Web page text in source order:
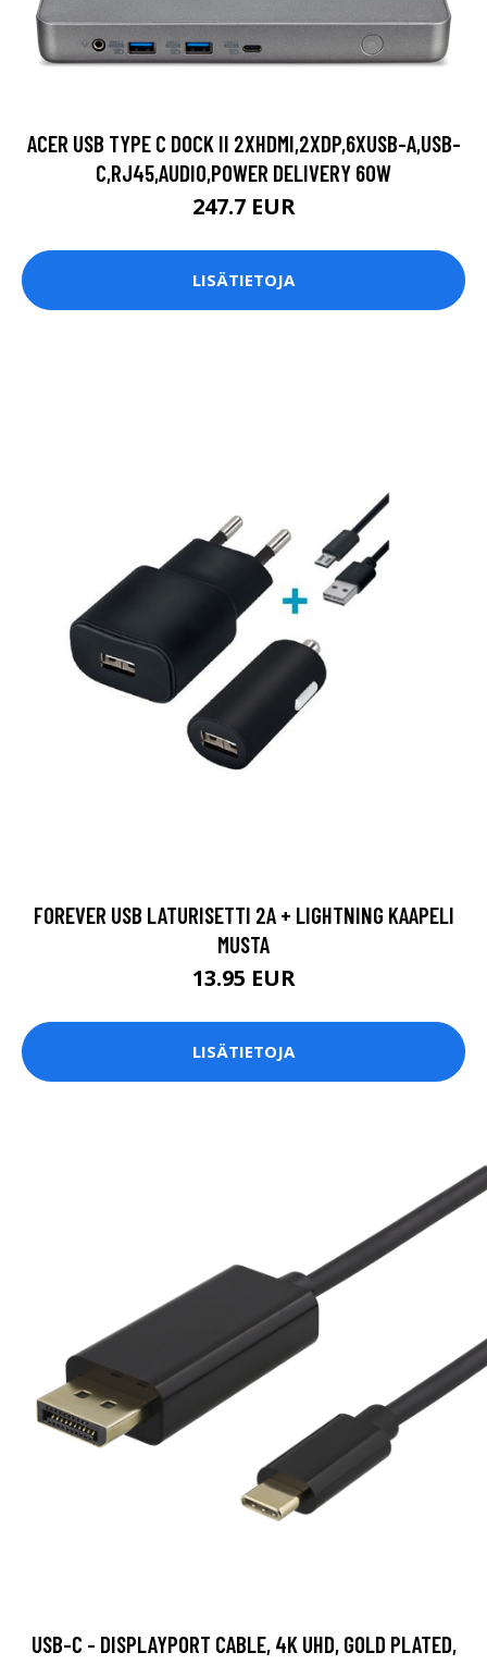
ACER USB TYPE C DOCK II 2XHDMI,2XDP,6XUSB-A,USB-
C,RJ45,AUDIO,POWER DELIVERY 60W
247.7 EUR
LISÄTIETOJA
FOREVER USB LATURISETTI 2A + LIGHTNING KAAPELI
MUSTA
13.95 EUR
LISÄTIETOJA
USB-C - DISPLAYPORT CABLE, 4K UHD, GOLD PLATED,